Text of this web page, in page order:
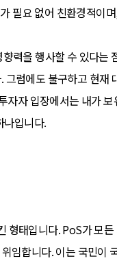
필요 없어 친환경적이
력을 행사할 수 있다는
럼에도 불구하고 현재
자 입장에서는 내가
나입니다.
태입니다. PoS가 모
임합니다. 이는 국민이